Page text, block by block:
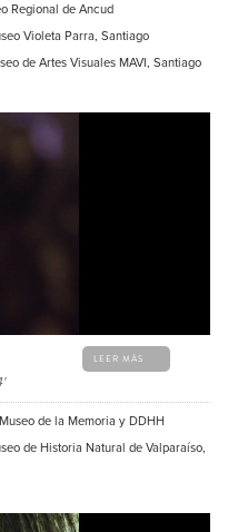
Regional de Ancud
Violeta Parra, Santiago
de Artes Visuales MAVI, Santiago
LEER MÁS
de la Memoria y DDHH
de Historia Natural de Valparaíso,